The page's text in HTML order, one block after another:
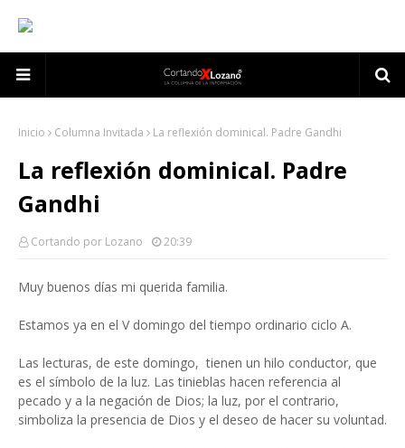
Inicio Columna Invitada La reflexión dominical. Padre Gandhi
La reflexión dominical. Padre
Gandhi
Cortando por Lozano 20:39
Muy buenos días mi querida familia.
Estamos ya en el V domingo del tiempo ordinario ciclo A.
Las lecturas, de este domingo, tienen un hilo conductor, que
es el símbolo de la luz. Las tinieblas hacen referencia al
pecado y a la negación de Dios; la luz, por el contrario,
simboliza la presencia de Dios y el deseo de hacer su voluntad.